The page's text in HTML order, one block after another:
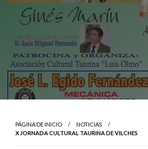
PÁGINA DE INICIO
NOTICIAS
X JORNADA CULTURAL TAURINA DE VILCHES